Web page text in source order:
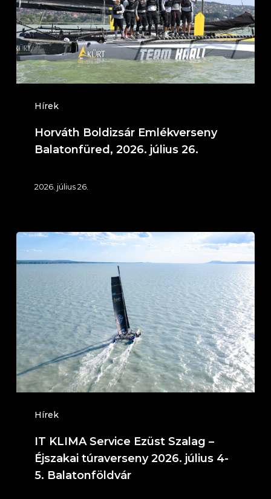
Hírek
2026.
július
26.
Horváth Boldizsár Emlékverseny
Balatonfüred, 2026. július 26.
2026. július 26.
Hírek
IT
KLIMA
Service
Ezüst
Szalag
–
Éjszakai
túraverseny
2026.
július
Balatonföldvár
IT KLIMA Service Ezüst Szalag –
Éjszakai túraverseny 2026. július 4-
5. Balatonföldvár